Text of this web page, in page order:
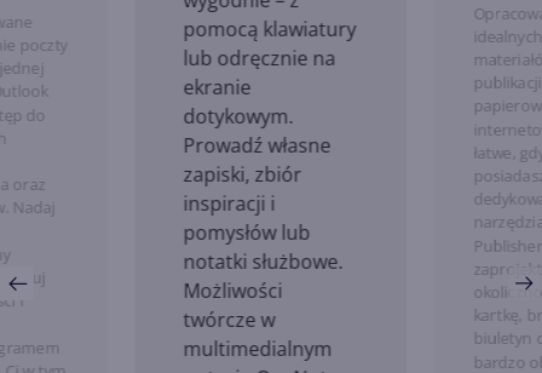
poczty
do
oraz
Nadaj
filtruj
i
pomocą klawiatury
lub odręcznie na
ekranie
dotykowym.
Prowadź własne
zapiski, zbiór
inspiracji i
pomysłów lub
notatki służbowe.
Możliwości
twórcze w
multimedialnym
idealnych
publikacji
łatwe,
kartkę,
biuletyn
bardzo